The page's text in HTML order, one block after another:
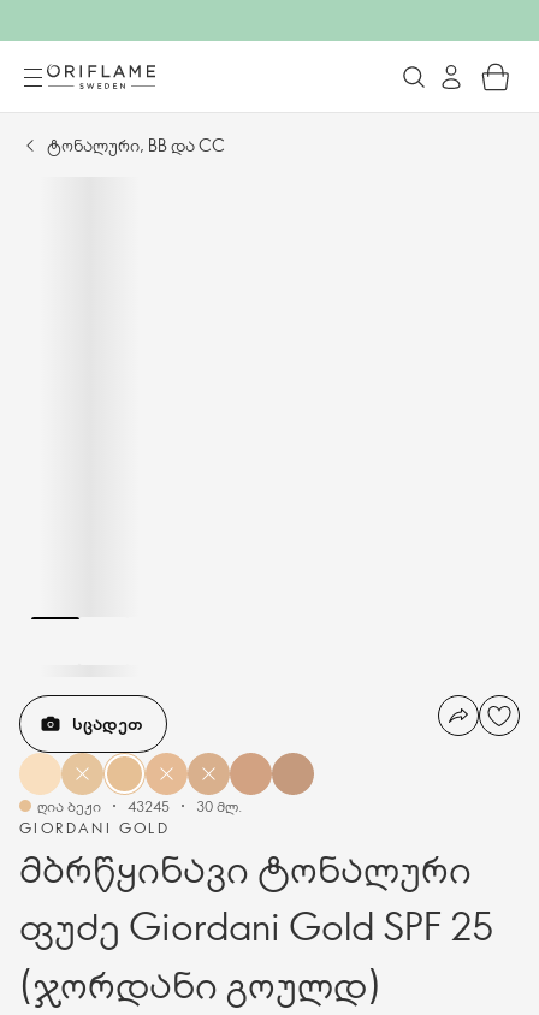
ტონალური, BB და CC
GIORDANI GOLD
მბრწყინავი ტონალური
ფუძე Giordani Gold SPF 25
(ჯორდანი გოულდ)
ᲡᲪᲐᲓᲔᲗ
ღია ბეჟი 43245 30 მლ.